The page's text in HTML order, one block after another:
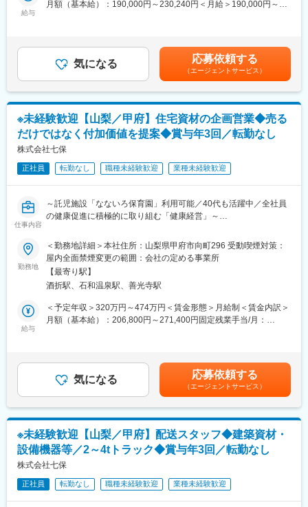
お仕事内容については周囲が丁寧に指導いたしますので、事前に
■当社の特徴：
・協会けんぽと協働で「健康事業所宣言」をしており、さまざま
「健康経営」を進めています。
・企業主導型保育園「なないろ保育園」を運営し、育児をしなが
ら働く社員の持続可能なワークライフバランスの実現を目指して
います。
ークライフバランスを充実させる取り組みを行っている点、が評
価され、山梨県（第1期やまなしSDGｓ推進企業）と甲府市（第1
期甲府市SDGｓ推進パートナー）から、SDGｓに積極的に取り組
む企業として認定されています。
給与
月額（基本給）：190,000円～230,240円＜月給＞190,000円～
り、選考を通じて上下する可能性があります。月給(月額)は固定手
当を含めた表記です。
気になる 応募依頼する
（エージェントサービス）
※未経験歓迎【山梨／甲府】住宅資材の企画営業◆売る
だけではなく付加価値を提案◆賞与年3回／転勤なし
株式会社七保
正社員 転勤なし 職種未経験歓迎 業種未経験歓迎
仕事内容
～託児施設「なないろ保育園」利用可能／40代も活躍中／全社員
の健康促進に積極的に取り組む「健康経営」～
■業務内容：
工務店様に、住宅建材、住宅用サッシ、住宅設備機器、外装材な
どの住宅資材の流通・販売を行うお仕事です。
付き合いの長い既存のお客様を中心とした法人向け営業なので、
個人向け飛び込み営業はありません。また、商品を売るだけでは
なく、工務店様の仕事に役立つプラスアルファの付加価値（法改
正対応の研修会の実施、年2回の展示会の実施など）の提供にも力
を入れています。
ています。営業経験が無い方も大歓迎です。
■当社の特徴：
で奨励賞を受賞するなど、全社員の健康促進に積極的に取り組む
「健康経営」を進めています。
・企業主導型保育園「なないろ保育園」を運営し、育児をしなが
ら働く社員の持続可能なワークライフバランスの実現を目指して
・木造建築を通じて地球温暖化防止に貢献している点、社員のワ
ークライフバランスを充実させる取り組みを行っている点、が評
勤務地
＜勤務地詳細＞本社住所：山梨県甲府市向町296 受動喫煙対策：
屋内全面禁煙変更の範囲：会社の定める事業所
【最寄り駅】
酒折駅、石和温泉駅、善光寺駅
給与
＜予定年収＞320万円～474万円＜賃金形態＞月給制＜賃金内訳＞
月額（基本給）：206,800円～271,400円固定残業手当/月：
験・能力などを考慮した上で応相談■賞与：年3回（夏、冬、決
算）※過去実績1.5か月分■昇給：年1回賃金はあくまでも目安の金
額であり、選考を通じて上下する可能性があります。月給(月額)は
固定手当を含めた表記です。
気になる 応募依頼する
（エージェントサービス）
※未経験歓迎【山梨／甲府】配送スタッフ◆建築資材・
設備機器等／2～4tトラック◆賞与年3回／転勤なし
株式会社七保
正社員 転勤なし 職種未経験歓迎 業種未経験歓迎